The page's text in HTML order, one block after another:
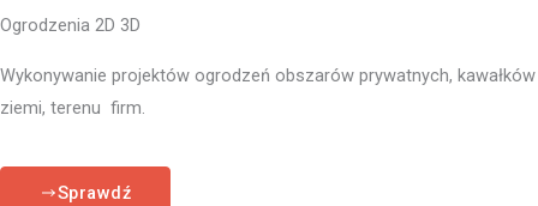
Ogrodzenia 2D 3D
Wykonywanie projektów ogrodzeń obszarów prywatnych, kawałków
ziemi, terenu firm.
Sprawdź